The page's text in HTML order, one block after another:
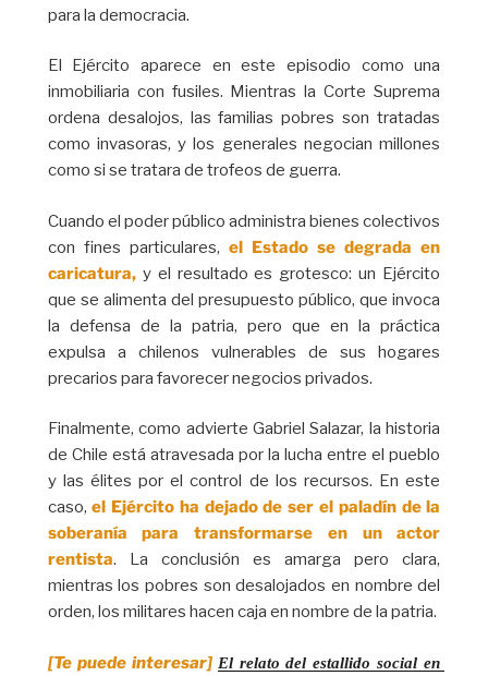
para la democracia.
El Ejército aparece en este episodio como una
inmobiliaria con fusiles. Mientras la Corte Suprema
ordena desalojos, las familias pobres son tratadas
como invasoras, y los generales negocian millones
como si se tratara de trofeos de guerra.
Cuando el poder público administra bienes colectivos
con fines particulares, el Estado se degrada en
caricatura,y el resultado es grotesco: un Ejército
que se alimenta del presupuesto público, que invoca
la defensa de la patria, pero que en la práctica
expulsa a chilenos vulnerables de sus hogares
precarios para favorecer negocios privados.
Finalmente, como advierte Gabriel Salazar, la historia
de Chile está atravesada por la lucha entre el pueblo
y las élites por el control de los recursos. En este
caso,el Ejército ha dejado de ser el paladín de la
soberanía para transformarse en un actor
rentista. La conclusión es amarga pero clara,
mientras los pobres son desalojados en nombre del
orden, los militares hacen caja en nombre de la patria.
[Te puede interesar] El relato del estallido social en